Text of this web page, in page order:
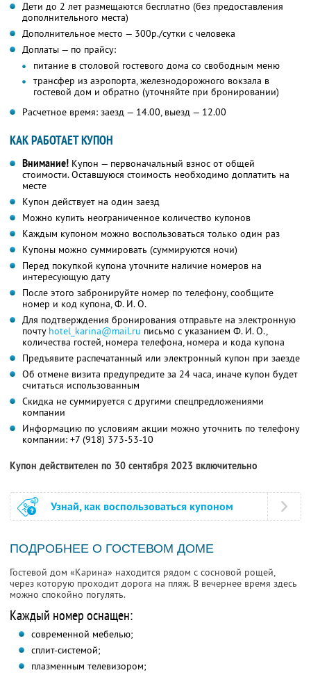
Дети до 2 лет размещаются бесплатно (без предоставления
дополнительного места)
Дополнительное место — 300р./сутки с человека
Доплаты — по прайсу:
питание в столовой гостевого дома со свободным меню
трансфер из аэропорта, железнодорожного вокзала в
гостевой дом и обратно (уточняйте при бронировании)
Расчетное время: заезд — 14.00, выезд — 12.00
КАК РАБОТАЕТ КУПОН
Внимание! Купон — первоначальный взнос от общей
стоимости. Оставшуюся стоимость необходимо доплатить на
месте
Купон действует на один заезд
Можно купить неограниченное количество купонов
Каждым купоном можно воспользоваться только один раз
Купоны можно суммировать (суммируются ночи)
Перед покупкой купона уточните наличие номеров на
интересующую дату
После этого забронируйте номер по телефону, сообщите
номер и код купона,Ф. И. О.
Для подтверждения бронирования отправьте на электронную
почту hotel_karina@mail.ru письмо с указанием Ф. И. О.,
количества гостей, номера телефона, номера и кода купона
Предъявите распечатанный или электронный купон при заезде
Об отмене визита предупредите за 24 часа, иначе купон будет
считаться использованным
Скидка не суммируется с другими спецпредложениями
компании
Информацию по условиям акции можно уточнить по телефону
компании: +7 (918) 373-53-10
Купон действителен по 30 сентября 2023 включительно
Узнай, как воспользоваться купоном
ПОДРОБНЕЕ О ГОСТЕВОМ ДОМЕ
Гостевой дом «Карина» находится рядом с сосновой рощей,
через которую проходит дорога на пляж. В вечернее время здесь
можно спокойно погулять.
Каждый номер оснащен:
современной мебелью;
cплит-системой;
плазменным телевизором;